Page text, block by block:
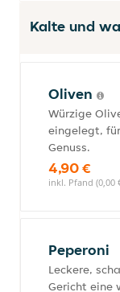
Kalte und
Oliven
Würzige
eingelegt,
Genuss.
4,90 €
inkl. Pfand (0,00
Peperoni
Leckere,
Gericht eine